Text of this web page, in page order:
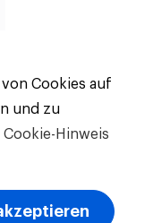
Cookies auf
und zu
Hinweis